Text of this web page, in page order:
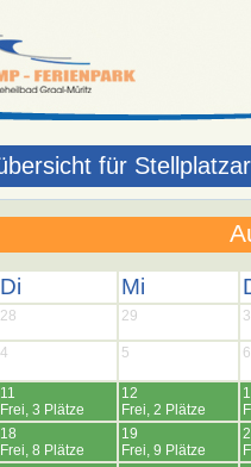
für
Di Mi
28 29
4 5 6
11
Frei, 3 Plätze
12
Frei, 2 Plätze
18
Frei, 8 Plätze
19
Frei, 9 Plätze